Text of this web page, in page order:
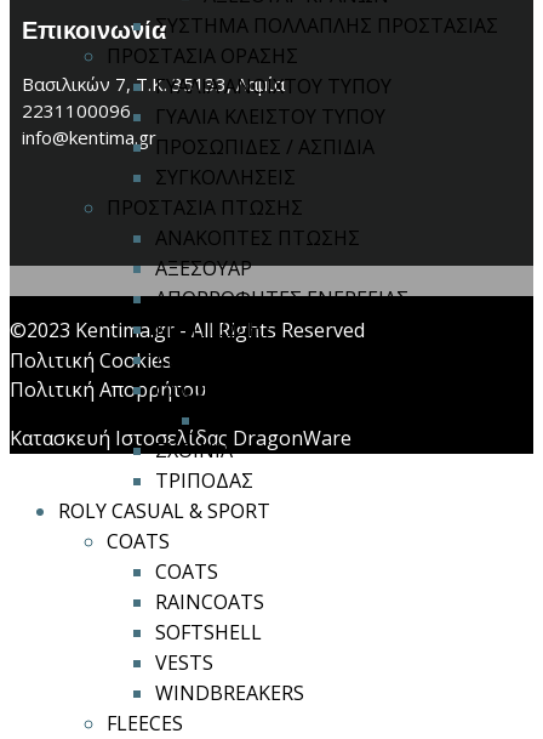
ΣΥΣΤΗΜΑ ΠΟΛΛΑΠΛΗΣ ΠΡΟΣΤΑΣΙΑΣ
ΠΡΟΣΤΑΣΙΑ ΟΡΑΣΗΣ
ΓΥΑΛΙΑ ΑΝΟΙΧΤΟΥ ΤΥΠΟΥ
ΓΥΑΛΙΑ ΚΛΕΙΣΤΟΥ ΤΥΠΟΥ
ΠΡΟΣΩΠΙΔΕΣ / ΑΣΠΙΔΙΑ
ΣΥΓΚΟΛΛΗΣΕΙΣ
ΠΡΟΣΤΑΣΙΑ ΠΤΩΣΗΣ
ΑΝΑΚΟΠΤΕΣ ΠΤΩΣΗΣ
ΑΞΕΣΟΥΑΡ
ΑΠΟΡΡΟΦΗΤΕΣ ΕΝΕΡΓΕΙΑΣ
ΚΙΤ ΠΤΩΣΗΣ
ΚΡΙΚΟΙ / ΓΑΝΤΖΟΙ
ΟΛΟΣΩΜΕΣ ΖΩΝΕΣ
ΣΧΟΙΝΙΑ
ΤΡΙΠΟΔΑΣ
ROLY CASUAL & SPORT
COATS
COATS
RAINCOATS
SOFTSHELL
VESTS
WINDBREAKERS
FLEECES
Επικοινωνία
Βασιλικών 7, Τ.Κ. 35133, Λαμία
2231100096
info@kentima.gr
©2023 Kentima.gr - All Rights Reserved
Πολιτική Cookies
Πολιτική Απορρήτου
Κατασκευή Ιστοσελίδας DragonWare